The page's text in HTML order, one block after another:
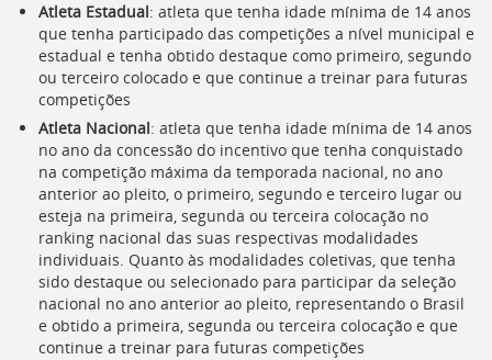
Atleta Estadual: atleta que tenha idade mínima de 14 anos
que tenha participado das competições a nível municipal e
estadual e tenha obtido destaque como primeiro, segundo
ou terceiro colocado e que continue a treinar para futuras
competições
Atleta Nacional: atleta que tenha idade mínima de 14 anos
no ano da concessão do incentivo que tenha conquistado
na competição máxima da temporada nacional, no ano
anterior ao pleito, o primeiro, segundo e terceiro lugar ou
esteja na primeira, segunda ou terceira colocação no
ranking nacional das suas respectivas modalidades
individuais. Quanto às modalidades coletivas, que tenha
sido destaque ou selecionado para participar da seleção
nacional no ano anterior ao pleito, representando o Brasil
e obtido a primeira, segunda ou terceira colocação e que
continue a treinar para futuras competições